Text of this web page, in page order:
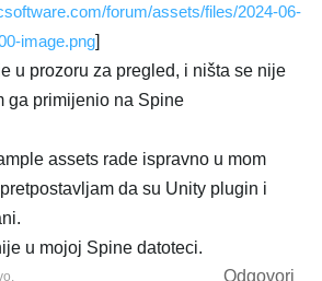
forum/assets/files/2024-06-
image.png]
u prozoru za pregled, i ništa se nije
ga primijenio na Spine
assets rade ispravno u mom
da su Unity plugin i
u mojoj Spine datoteci.
Odgovori